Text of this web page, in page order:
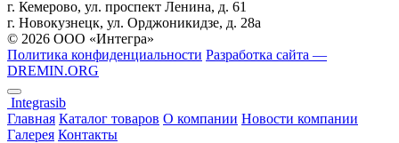
г. Кемерово, ул. проспект Ленина, д. 61
г. Новокузнецк, ул. ​Орджоникидзе, д. 28а
© 2026 ООО «Интегра»
Политика конфиденциальности Разработка сайта —
DREMIN.ORG
Integrasib
Главная Каталог товаров О компании Новости компании
Галерея Контакты